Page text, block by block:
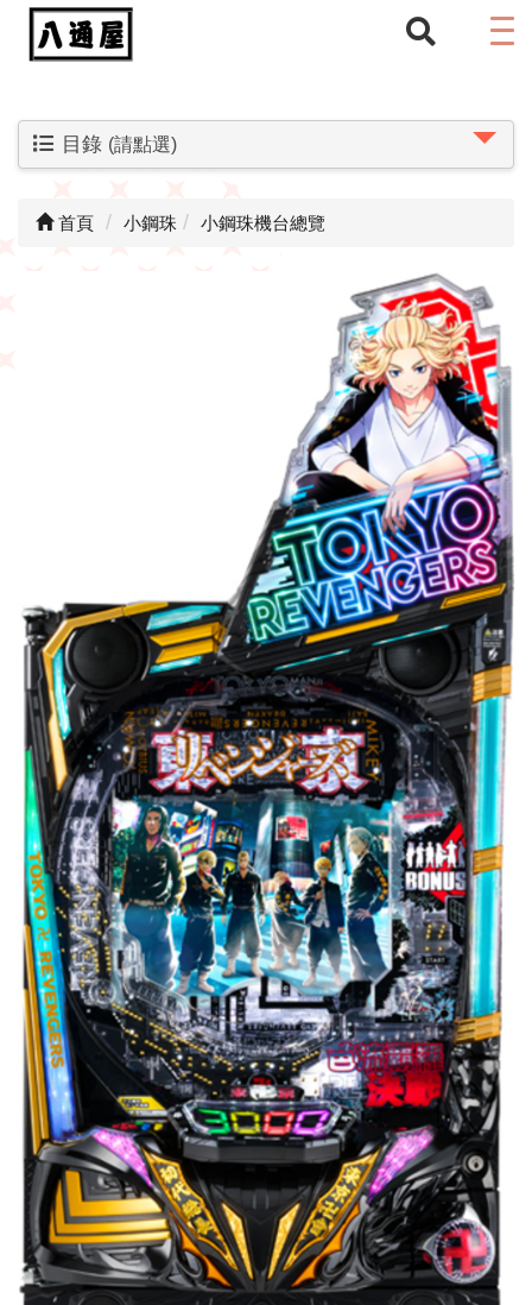
目錄 (請點選)
首頁 小鋼珠 小鋼珠機台總覽